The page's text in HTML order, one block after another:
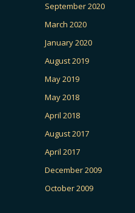
September 2020
March 2020
January 2020
August 2019
May 2019
May 2018
April 2018
August 2017
April 2017
December 2009
October 2009